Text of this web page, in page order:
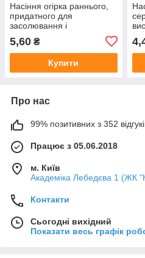
Насіння огірка раннього,
придатного для
засолювання і
"Сремський" F1 (0,5 г) від
ТМ "Велес"
5,60 ₴
Купити
ТМ
Про нас
99% позитивних з 352
Працює з 05.06.2018
м. Київ
Академіка Лебедєва 1 (ЖК
Контакти
Сьогодні вихідний
Показати весь графік